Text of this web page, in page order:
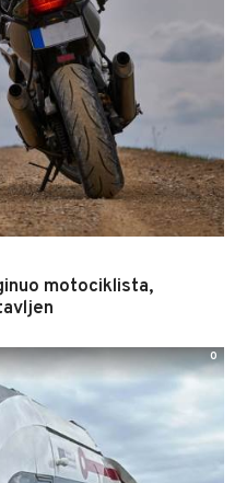
motociklista,
0